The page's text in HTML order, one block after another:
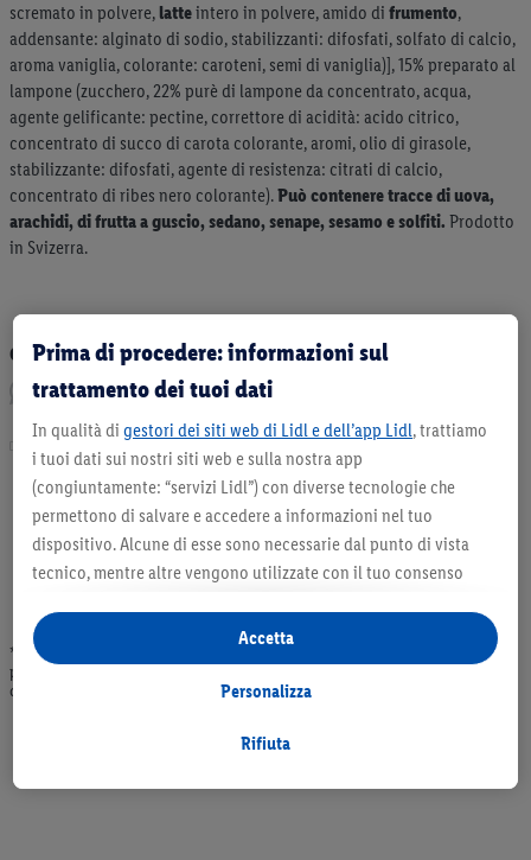
scremato in polvere, latteintero in polvere, amido di frumento,
addensante: alginato di sodio, stabilizzanti: difosfati, solfato di calcio,
aroma vaniglia, colorante: caroteni, semi di vaniglia)], 15% preparato al
lampone (zucchero, 22% purè di lampone da concentrato, acqua,
agente gelificante: pectine, correttore di acidità: acido citrico,
concentrato di succo di carota colorante, aromi, olio di girasole,
stabilizzante: difosfati, agente di resistenza: citrati di calcio,
concentrato di ribes nero colorante).Può contenere tracce di uova,
arachidi, di frutta a guscio, sedano, senape, sesamo e solfiti. Prodotto
in Svizerra.
Consiglia l’articolo:
Stampa
* Offerta valida fino ad esaurimento scorte. Tutti i prezzi senza decorazioni. I
prodotti qui reclamizzati, soprattutto quelli non-food, non fanno sempre parte
dell’assortimento. Ill. dimostrativa.
Prima di procedere: informazioni sul
trattamento dei tuoi dati
In qualità di gestori dei siti web di Lidl e dell’app Lidl, trattiamo
i tuoi dati sui nostri siti web e sulla nostra app
(congiuntamente: “servizi Lidl”) con diverse tecnologie che
permettono di salvare e accedere a informazioni nel tuo
dispositivo. Alcune di esse sono necessarie dal punto di vista
tecnico, mentre altre vengono utilizzate con il tuo consenso
statistiche o per realizzare pubblicità personalizzate all’interno
e all’esterno dei servizi Lidl. Se partecipi al programma Lidl Plus,
per tali finalità vengono trattati anche dati riguardanti il tuo
Selezionando “Personalizza” puoi consentire solo alcune
Rifiuta
Personalizza
Accetta